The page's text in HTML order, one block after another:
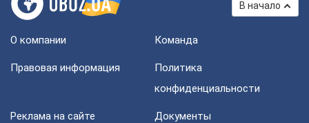
В начало
О компании Команда
Правовая информация
Политика
конфиденциальности
Реклама на сайте Документы